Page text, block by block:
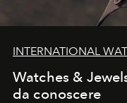
INTERNATIONAL
Watches &
da conoscere